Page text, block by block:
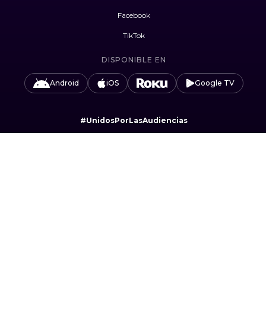
Facebook
TikTok
DISPONIBLE EN
Android iOS Google TV
#UnidosPorLasAudiencias